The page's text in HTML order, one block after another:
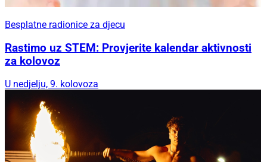
Besplatne radionice za djecu
Rastimo uz STEM: Provjerite kalendar aktivnosti
za kolovoz
U nedjelju, 9. kolovoza